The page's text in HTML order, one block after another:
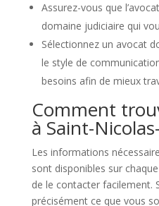
Assurez-vous que
domaine judiciaire qui
Sélectionnez un avocat
le style de
besoins afin de mieux
Comment
à Saint-
Les informations
sont disponibles sur
de le contacter facilement.
précisément ce que vous